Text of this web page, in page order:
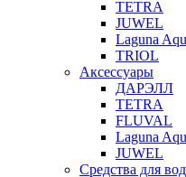
TETRA
JUWEL
Laguna
TRIOL
Аксессуары
ДАРЭЛЛ
TETRA
FLUVAL
Laguna
JUWEL
Средства для